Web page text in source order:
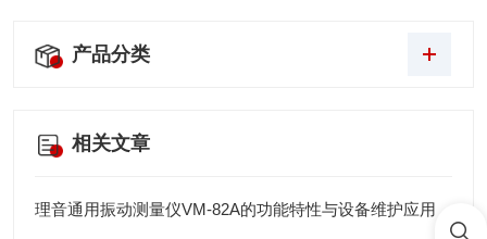
产品分类
相关文章
理音通用振动测量仪VM-82A的功能特性与设备维护应用